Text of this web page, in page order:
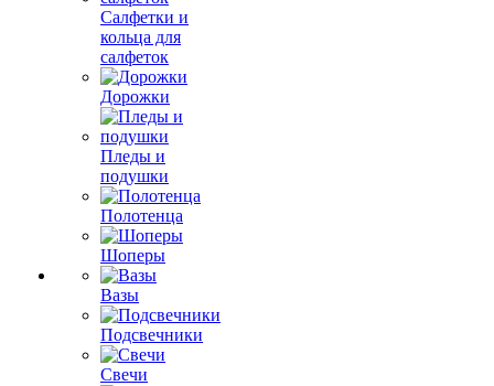
Салфетки и
кольца для
салфеток
Дорожки
Пледы и
подушки
Полотенца
Шоперы
Вазы
Подсвечники
Свечи